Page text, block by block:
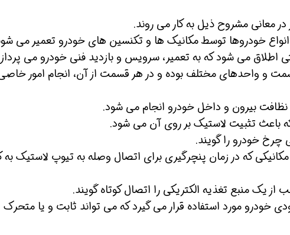
معانی مشروح ذیل به کار می روند.
خودروها توسط مکانیک ها و تکنسین های خودرو تعمیر می
اطلاق می شود که به تعمیر، سرویس و بازدید فنی خودرو می
و واحدهای مختلف بوده و در هر قسمت از آن، انجام امور
بیرون و داخل خودرو انجام می شود.
تثبیت لاستیک بر روی آن می شود.
خودرو را گویند.
که در زمان پنچرگیری برای اتصال وصله به تیوپ لاستیک به
یک منبع تغذیه الکتریکی را اتصال کوتاه گویند.
خودرو مورد استفاده قرار می گیرد که می تواند ثابت و یا متحرک
افسر HSE هوشمند شو افسر HSE هوشمند شو